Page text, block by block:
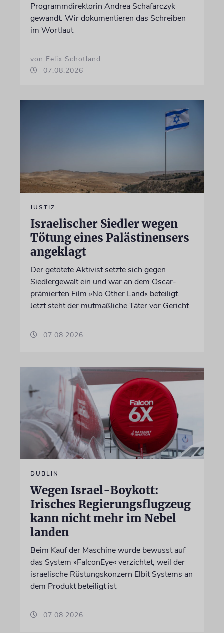
Programmdirektorin Andrea Schafarczyk
gewandt. Wir dokumentieren das Schreiben
im Wortlaut
von Felix Schotland
07.08.2026
JUSTIZ
Israelischer Siedler wegen
Tötung eines Palästinensers
angeklagt
Der getötete Aktivist setzte sich gegen
Siedlergewalt ein und war an dem Oscar-
prämierten Film »No Other Land« beteiligt.
Jetzt steht der mutmaßliche Täter vor Gericht
07.08.2026
DUBLIN
Wegen Israel-Boykott:
Irisches Regierungsflugzeug
kann nicht mehr im Nebel
landen
Beim Kauf der Maschine wurde bewusst auf
das System »FalconEye« verzichtet, weil der
israelische Rüstungskonzern Elbit Systems an
dem Produkt beteiligt ist
07.08.2026